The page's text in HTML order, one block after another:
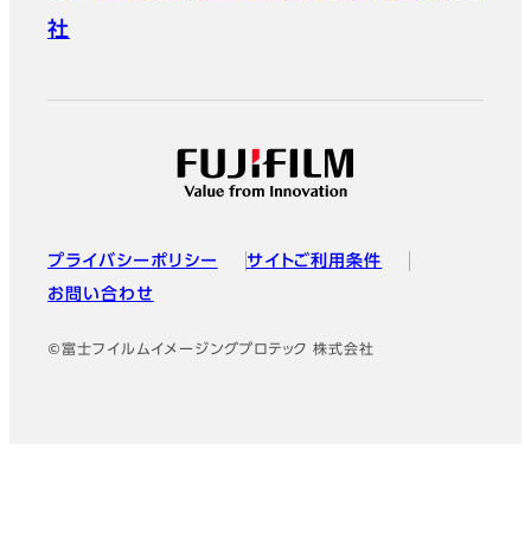
社
プライバシーポリシー
サイトご利用条件
お問い合わせ
©富士フイルムイメージングプロテック 株式会社